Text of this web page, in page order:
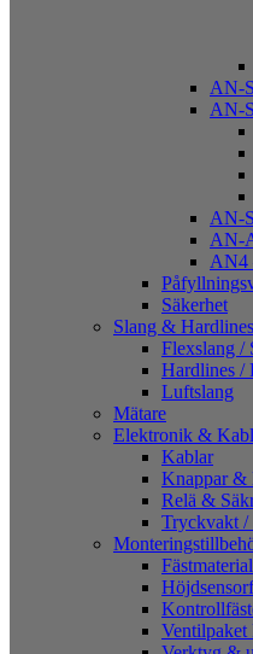
AN-
AN-
AN-
AN-
AN4
Säkerhet
Slang & Hardlines
Flexslang /
Hardlines /
Luftslang
Mätare
Elektronik &
Kablar
Knappar &
Relä &
Tryckvakt /
Fästmaterial
Ventilpaket